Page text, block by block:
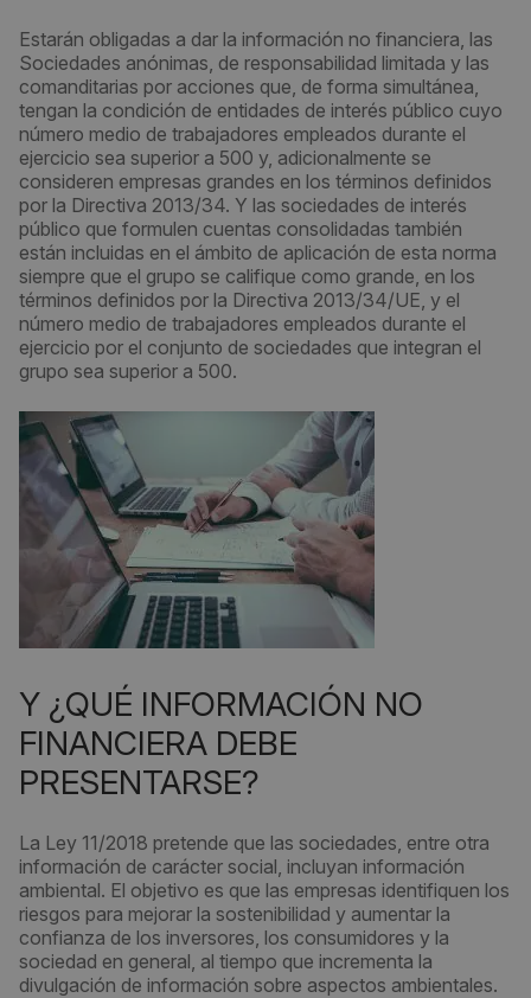
Estarán obligadas a dar la información no financiera, las
Sociedades anónimas, de responsabilidad limitada y las
comanditarias por acciones que, de forma simultánea,
tengan la condición de entidades de interés público cuyo
número medio de trabajadores empleados durante el
ejercicio sea superior a 500 y, adicionalmente se
consideren empresas grandes en los términos definidos
por la Directiva 2013/34. Y las sociedades de interés
público que formulen cuentas consolidadas también
están incluidas en el ámbito de aplicación de esta norma
siempre que el grupo se califique como grande, en los
términos definidos por la Directiva 2013/34/UE, y el
número medio de trabajadores empleados durante el
ejercicio por el conjunto de sociedades que integran el
grupo sea superior a 500.
Y ¿QUÉ INFORMACIÓN NO
FINANCIERA DEBE
PRESENTARSE?
La Ley 11/2018 pretende que las sociedades, entre otra
información de carácter social, incluyan información
ambiental. El objetivo es que las empresas identifiquen los
riesgos para mejorar la sostenibilidad y aumentar la
confianza de los inversores, los consumidores y la
sociedad en general, al tiempo que incrementa la
divulgación de información sobre aspectos ambientales.